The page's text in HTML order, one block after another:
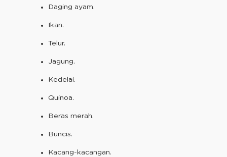
Daging ayam.
Ikan.
Telur.
Jagung.
Kedelai.
Quinoa.
Beras merah.
Buncis.
Kacang-kacangan.